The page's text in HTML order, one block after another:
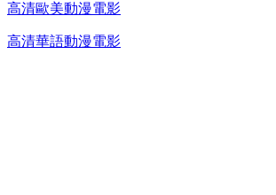
高清歐美動漫電影
高清華語動漫電影